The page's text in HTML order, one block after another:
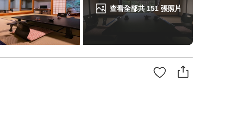
查看全部共151張照片